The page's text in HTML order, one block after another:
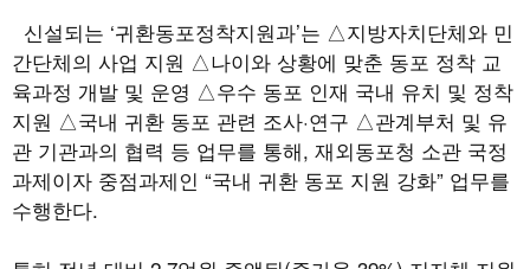
신설되는 ‘귀환동포정착지원과’는 △지방자치단체와 민
간단체의 사업 지원 △나이와 상황에 맞춘 동포 정착 교
육과정 개발 및 운영 △우수 동포 인재 국내 유치 및 정착
지원 △국내 귀환 동포 관련 조사·연구 △관계부처 및 유
관 기관과의 협력 등 업무를 통해, 재외동포청 소관 국정
과제이자 중점과제인 “국내 귀환 동포 지원 강화” 업무를
수행한다.